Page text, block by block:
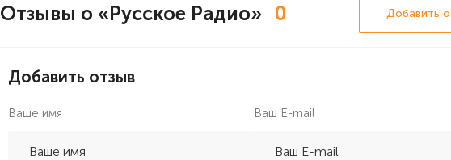
Отзывы о «Русское Радио» 0 Добавить
Добавить отзыв
Ваше имя Ваш E-mail